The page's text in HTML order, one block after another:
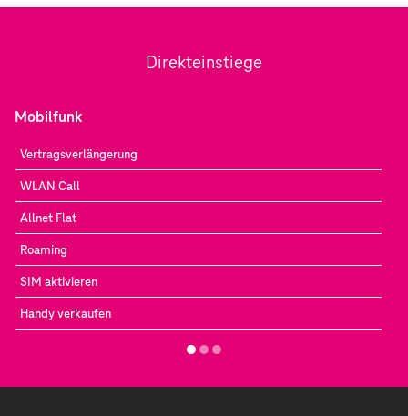
Direkteinstiege
Mobilfunk
Vertragsverlängerung
WLAN Call
Allnet Flat
Roaming
SIM aktivieren
Handy verkaufen